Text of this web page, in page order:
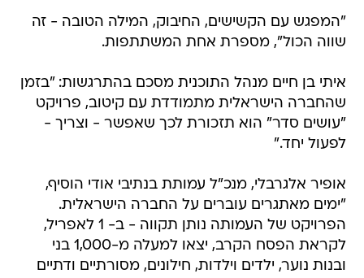
"המפגש עם הקשישים, החיבוק, המילה הטובה - זה
שווה הכול", מספרת אחת המשתתפות.
איתי בן חיים מנהל התוכנית מסכם בהתרגשות: "בזמן
שהחברה הישראלית מתמודדת עם קיטוב, פרויקט
"עושים סדר" הוא תזכורת לכך שאפשר - וצריך -
לפעול יחד."
אופיר אלגרבלי, מנכ"ל עמותת בנתיבי אודי הוסיף,
"ימים מאתגרים עוברים על החברה הישראלית.
הפרויקט של העמותה נותן תקווה - ב- 1 לאפריל,
לקראת הפסח הקרב, יצאו למעלה מ-1,000 בני
ובנות נוער, ילדים וילדות, חילונים, מסורתיים ודתיים